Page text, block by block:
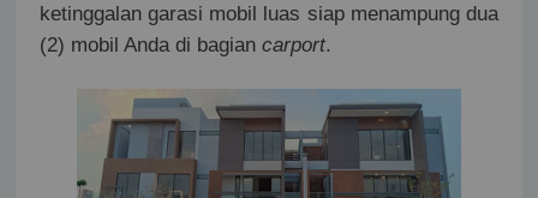
ketinggalan garasi mobil luas siap menampung dua
(2) mobil Anda di bagiancarport.